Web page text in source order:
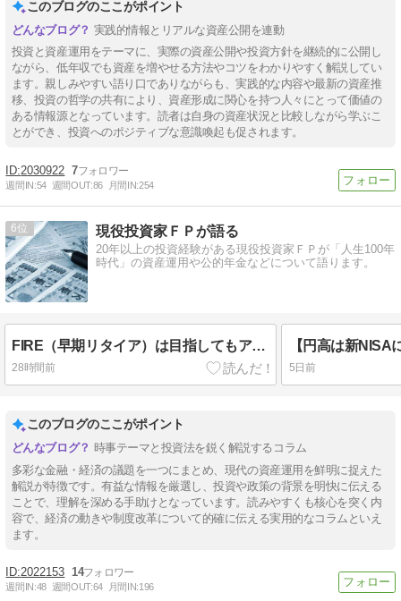
このブログのここがポイント
実践的情報とリアルな資産公開を連動
投資と資産運用をテーマに、実際の資産公開や投資方針を継続的に公開し
ながら、低年収でも資産を増やせる方法やコツをわかりやすく解説してい
ます。親しみやすい語り口でありながらも、実践的な内容や最新の資産推
移、投資の哲学の共有により、資産形成に関心を持つ人々にとって価値の
ある情報源となっています。読者は自身の資産状況と比較しながら学ぶこ
とができ、投資へのポジティブな意識喚起も促されます。
2030922 7
週間IN:54 週間OUT:86 月間IN:254
6 現役投資家ＦＰが語る
20年以上の投資経験がある現役投資家ＦＰが「人生100年
時代」の資産運用や公的年金などについて語ります。
FIRE（早期リタイア）は目指してもアーリーリタイアすべきではない!?
28時間前 5日前
このブログのここがポイント
時事テーマと投資法を鋭く解説するコラム
多彩な金融・経済の議題を一つにまとめ、現代の資産運用を鮮明に捉えた
解説が特徴です。有益な情報を厳選し、投資や政策の背景を明快に伝える
ことで、理解を深める手助けとなっています。読みやすくも核心を突く内
容で、経済の動きや制度改革について的確に伝える実用的なコラムといえ
ます。
2022153 14
週間IN:48 週間OUT:64 月間IN:196